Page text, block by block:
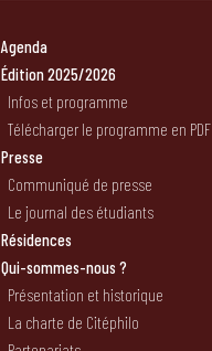
Agenda
Édition 2025/2026
Infos et programme
Télécharger le programme en PDF
Presse
Communiqué de presse
Le journal des étudiants
Résidences
Qui-sommes-nous ?
Présentation et historique
La charte de Citéphilo